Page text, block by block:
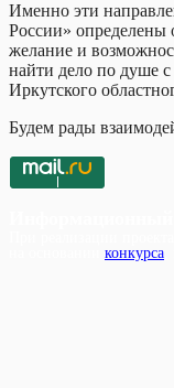
Именно эти
России» определены
желание и
найти дело по душе
Иркутского
Будем рады
конкурса